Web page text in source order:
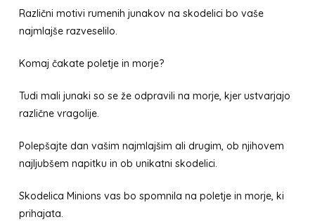
Različni motivi rumenih junakov na skodelici bo vaše
najmlajše razveselilo.
Komaj čakate poletje in morje?
Tudi mali junaki so se že odpravili na morje, kjer ustvarjajo
različne vragolije.
Polepšajte dan vašim najmlajšim ali drugim, ob njihovem
najljubšem napitku in ob unikatni skodelici.
Skodelica Minions vas bo spomnila na poletje in morje, ki
prihajata.